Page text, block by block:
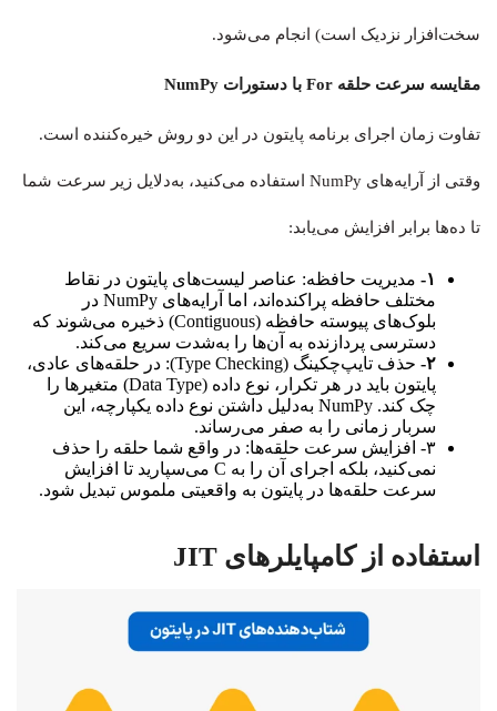
سخت‌افزار نزدیک است) انجام می‌شود.
مقایسه سرعت حلقه For با دستورات NumPy
تفاوت زمان اجرای برنامه پایتون در این دو روش خیره‌کننده است.
وقتی از آرایه‌های NumPy استفاده می‌کنید، به‌دلایل زیر سرعت شما
تا ده‌ها برابر افزایش می‌یابد:
۱-
مدیریت حافظه: عناصر لیست‌های پایتون در نقاط
مختلف حافظه پراکنده‌اند، اما آرایه‌های NumPy در
بلوک‌های پیوسته حافظه (Contiguous) ذخیره می‌شوند که
دسترسی پردازنده به آن‌ها را به‌شدت سریع می‌کند.
۲-
حذف تایپ‌چکینگ (Type Checking): در حلقه‌های عادی،
پایتون باید در هر تکرار، نوع داده (Data Type) متغیرها را
چک کند. NumPy به‌دلیل داشتن نوع داده یکپارچه، این
سربار زمانی را به صفر می‌رساند.
۳- افزایش سرعت حلقه‌ها: در واقع شما حلقه را حذف
نمی‌کنید، بلکه اجرای آن را به C می‌سپارید تا افزایش
سرعت حلقه‌ها در پایتون به واقعیتی ملموس تبدیل شود.
استفاده از کامپایلرهای JIT